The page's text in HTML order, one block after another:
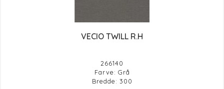
VECIO TWILL R.H
266140
Farve: Grå
Bredde: 300